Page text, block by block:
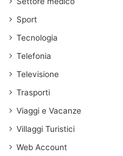
Sport
Tecnologia
Telefonia
Televisione
Trasporti
Viaggi e Vacanze
Villaggi Turistici
Web Account